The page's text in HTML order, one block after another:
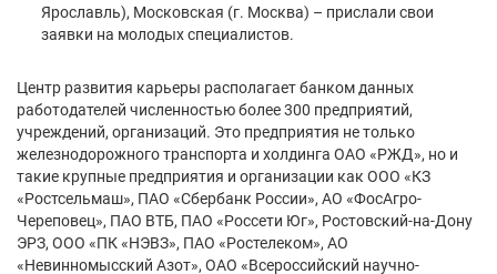
Ярославль), Московская (г. Москва) – прислали свои
заявки на молодых специалистов.
Центр развития карьеры располагает банком данных
работодателей численностью более 300 предприятий,
учреждений, организаций. Это предприятия не только
железнодорожного транспорта и холдинга ОАО «РЖД», но и
такие крупные предприятия и организации как ООО «КЗ
«Ростсельмаш», ПАО «Сбербанк России», АО «ФосАгро-
Череповец», ПАО ВТБ, ПАО «Россети Юг», Ростовский-на-Дону
ЭРЗ, ООО «ПК «НЭВЗ», ПАО «Ростелеком», АО
«Невинномысский Азот», ОАО «Всероссийский научно-